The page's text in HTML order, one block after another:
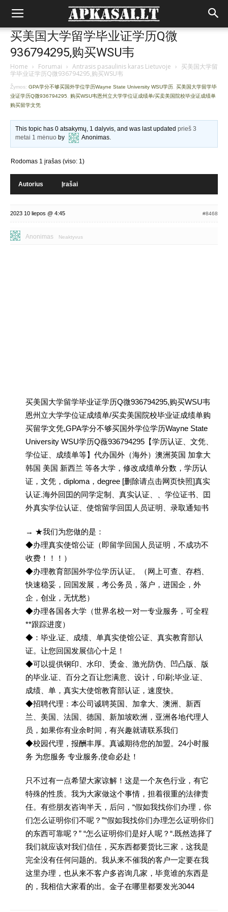
买美国大学留学毕业证学历Q微
936794295,购买WSU韦
Home › Forumai › Antrasis pasaulinis karas Lietuvoje › 买美国大学留
学毕业证学历Q微936794295,购买WSU韦
Žymos: GPA学分不够买国外学位学历Wayne State University WSU学历 买美国大学留学毕
业证学历Q微936794295
购买WSU韦恩州立大学学位证成绩单/买卖美国院校毕业证成绩单
购买留学文凭
This topic has 0 atsakymų, 1 dalyvis, and was last updatedprieš 3
metai 1 mėnuo by Anonimas.
Rodomas 1 įrašas (viso: 1)
Autorius Įrašai
2023 10 liepos @ 4:45 #8468
Anonimas Neaktyvus
买美国大学留学毕业证学历Q微936794295,购买WSU韦
恩州立大学学位证成绩单/买卖美国院校毕业证成绩单购
买留学文凭,GPA学分不够买国外学位学历Wayne State
University WSU学历Q薇936794295【学历认证、文凭、
学位证、成绩单等】代办国外（海外）澳洲英国 加拿大
韩国 美国 新西兰 等各大学，修改成绩单分数，学历认
证，文凭，diploma，degree [删除请点击网页快照]真实
认证.海外回囯的同学定制、真实认证、、学位证书、囯
外真实学位认证、使馆留学回囯人员证明、录取通知书
→ ★我们为您做的是：
◆办理真实使馆公证（即留学回国人员证明，不成功不
收费！！！）
◆办理教育部国外学位学历认证。（网上可查、存档、
快速稳妥，回国发展，考公务员，落户，进国企，外
企，创业，无忧愁）
◆办理各国各大学（世界名校一对一专业服务，可全程
**跟踪进度）
◆：毕业.证、成绩、单真实使馆公证、真实教育部认
证。让您回国发展信心十足！
◆可以提供钢印、水印、烫金、激光防伪、凹凸版、版
的毕业.证、百分之百让您满意、设计，印刷;毕业.证、
成绩、单，真实大使馆教育部认证，速度快。
◆招聘代理：本公司诚聘英国、加拿大、澳洲、新西
兰、美国、法国、德国、新加坡欧洲，亚洲各地代理人
员，如果你有业余时间，有兴趣就请联系我们
◆校园代理，报酬丰厚。真诚期待您的加盟。24小时服
务 为您服务 专业服务,使命必赴！
只不过有一点希望大家谅解！这是一个灰色行业，有它
特殊的性质。我为大家做这个事情，担着很重的法律责
任。有些朋友咨询半天，后问，“假如我找你们办理，你
们怎么证明你们不呢？”“假如我找你们办理怎么证明你们
的东西可靠呢？” “怎么证明你们是好人呢？“.既然选择了
我们就应该对我们信任，买东西都要货比三家，这我是
完全没有任何问题的。我从来不催我的客户一定要在我
这里办理，也从来不客户多咨询几家，毕竟谁的东西是
的，我相信大家看的出。金子在哪里都要发光3044